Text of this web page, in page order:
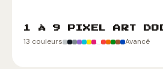
1 À 9 PIXEL ART
13 couleurs Avancé